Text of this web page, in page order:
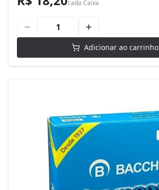
cada Caixa
Adicionar ao carrinho